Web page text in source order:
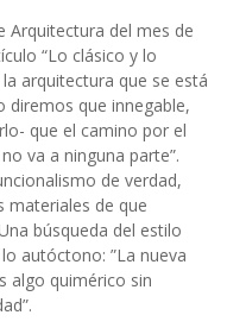
Arquitectura del mes de
“Lo clásico y lo
arquitectura que se está
diremos que innegable,
que el camino por el
va a ninguna parte”.
de verdad,
materiales de que
búsqueda del estilo
autóctono: ”La nueva
algo quimérico sin